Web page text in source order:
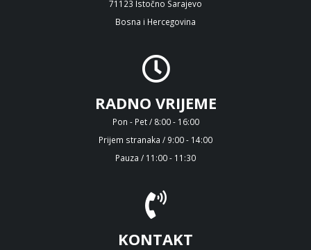
71123 Istočno Sarajevo
Bosna i Hercegovina
RADNO VRIJEME
Pon - Pet / 8:00 - 16:00
Prijem stranaka / 9:00 - 14:00
Pauza / 11:00 - 11:30
KONTAKT